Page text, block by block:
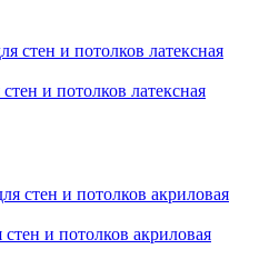
и потолков латексная
и потолков акриловая